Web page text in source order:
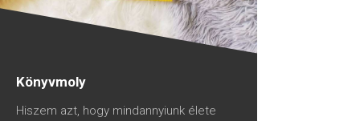
Könyvmoly
Hiszem azt, hogy mindannyiunk élete